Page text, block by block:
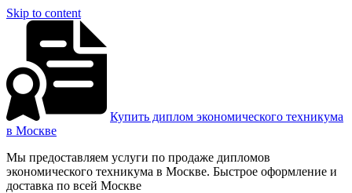
Skip to content
Купить диплом экономического техникума
в Москве
Мы предоставляем услуги по продаже дипломов
экономического техникума в Москве. Быстрое оформление и
доставка по всей Москве